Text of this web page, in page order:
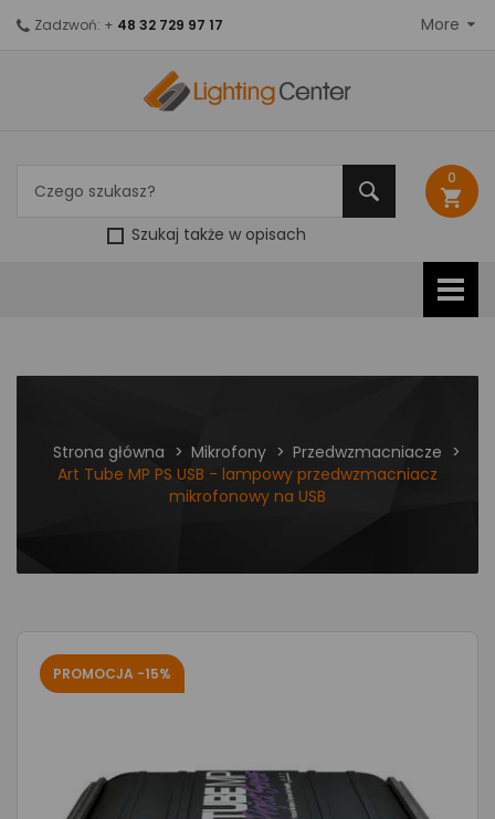
Szukaj także w opisach
0
shopping_cart
Zadzwoń: + 48 32 729 97 17 More
Strona główna Mikrofony
Przedwzmacniacze
Art Tube MP PS USB - lampowy przedwzmacniacz
mikrofonowy na USB
PROMOCJA -15%